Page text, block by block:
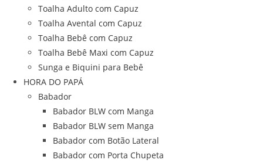
Toalha Adulto com Capuz
Toalha Avental com Capuz
Toalha Bebê com Capuz
Toalha Bebê Maxi com Capuz
Sunga e Biquini para Bebê
HORA DO PAPÁ
Babador
Babador BLW com Manga
Babador BLW sem Manga
Babador com Botão Lateral
Babador com Porta Chupeta